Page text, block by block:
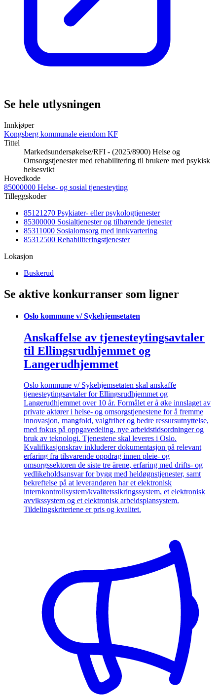
Se hele utlysningen
Innkjøper
Kongsberg kommunale eiendom KF
Tittel
Markedsundersøkelse/RFI - (2025/8900) Helse og
Omsorgstjenester med rehabilitering til brukere med psykisk
helsesvikt
Hovedkode
85000000 Helse- og sosial tjenesteyting
Tilleggskoder
85121270 Psykiater- eller psykologtjenester
85300000 Sosialtjenester og tilhørende tjenester
85311000 Sosialomsorg med innkvartering
85312500 Rehabiliteringstjenester
Lokasjon
Buskerud
Se aktive konkurranser som ligner
Oslo kommune v/ Sykehjemsetaten
Anskaffelse av tjenesteytingsavtaler
til Ellingsrudhjemmet og
Langerudhjemmet
Oslo kommune v/ Sykehjemsetaten skal anskaffe
tjenesteytingsavtaler for Ellingsrudhjemmet og
Langerudhjemmet over 10 år. Formålet er å øke innslaget av
private aktører i helse- og omsorgstjenestene for å fremme
innovasjon, mangfold, valgfrihet og bedre ressursutnyttelse,
med fokus på oppgavedeling, nye arbeidstidsordninger og
bruk av teknologi. Tjenestene skal leveres i Oslo.
Kvalifikasjonskrav inkluderer dokumentasjon på relevant
erfaring fra tilsvarende oppdrag innen pleie- og
omsorgssektoren de siste tre årene, erfaring med drifts- og
vedlikeholdsansvar for bygg med heldøgnstjenester, samt
bekreftelse på at leverandøren har et elektronisk
internkontrollsystem/kvalitetssikringssystem, et elektronisk
avvikssystem og et elektronisk arbeidsplansystem.
Tildelingskriteriene er pris og kvalitet.